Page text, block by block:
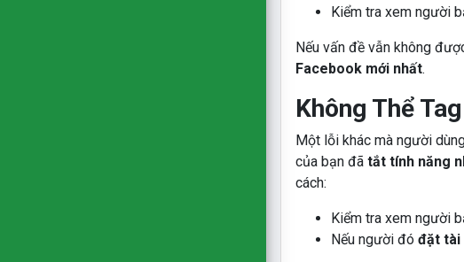
Kiểm tra xem người
Nếu vấn đề vẫn không
Facebook mới nhất.
Không Thể
Một lỗi khác mà người
của bạn đã tắt tính năng
cách:
Kiểm tra xem người
Nếu người đó đặt tài